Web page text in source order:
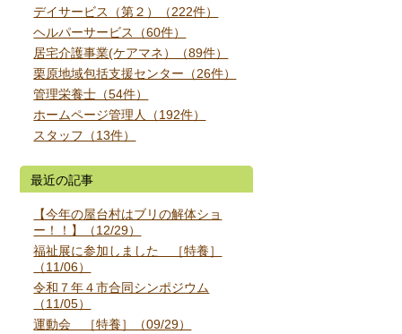
デイサービス（第２）（222件）
ヘルパーサービス（60件）
居宅介護事業(ケアマネ）（89件）
栗原地域包括支援センター（26件）
管理栄養士（54件）
ホームページ管理人（192件）
スタッフ（13件）
最近の記事
【今年の屋台村はブリの解体ショ
ー！！】（12/29）
福祉展に参加しました ［特養］
（11/06）
令和７年４市合同シンポジウム
（11/05）
運動会 ［特養］（09/29）